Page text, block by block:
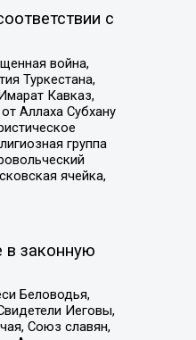
с
война,
Туркестана,
Кавказ,
Аллаха Субхану
группа
ячейка,
в законную
Беловодья,
Иеговы,
Союз славян,